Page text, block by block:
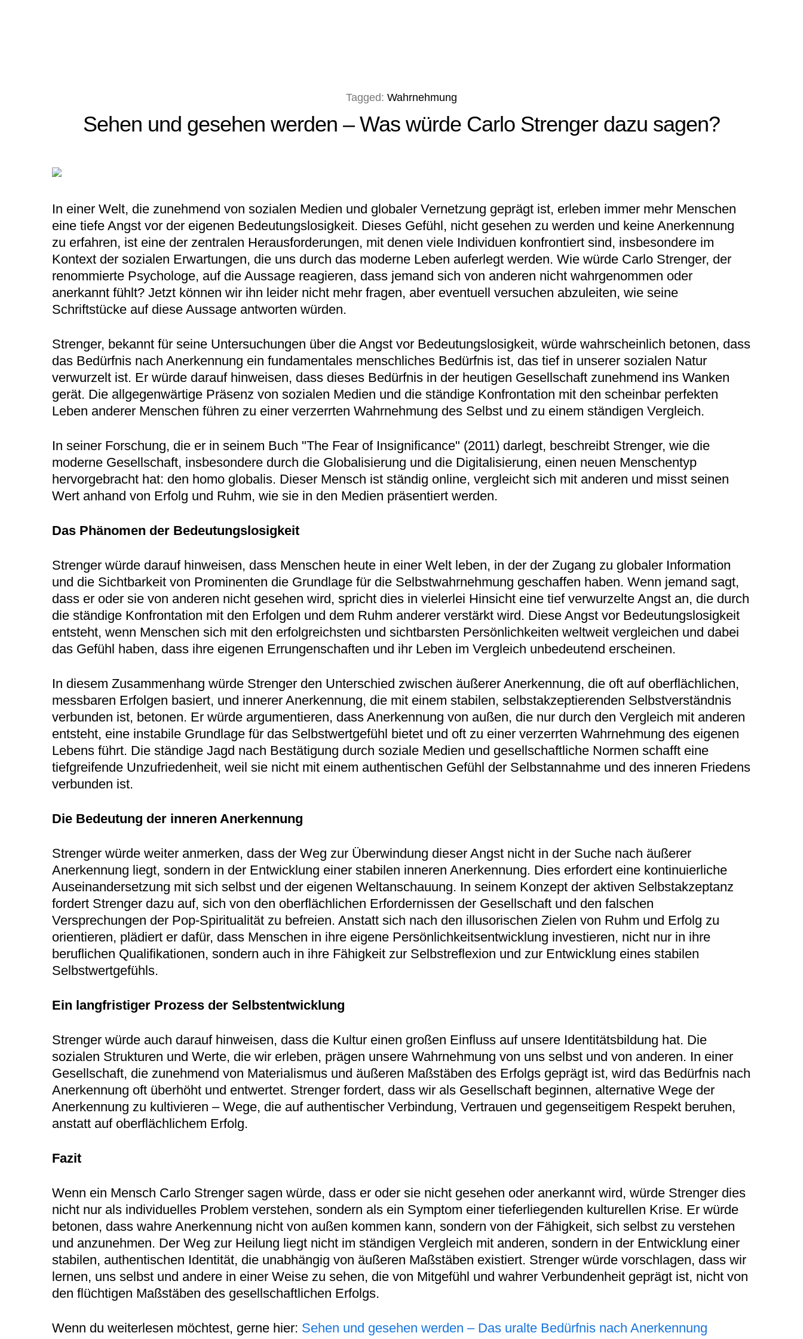
Tagged: Wahrnehmung
Sehen und gesehen werden – Was würde Carlo Strenger dazu sagen?
In einer Welt, die zunehmend von sozialen Medien und globaler Vernetzung geprägt ist, erleben immer mehr Menschen
eine tiefe Angst vor der eigenen Bedeutungslosigkeit. Dieses Gefühl, nicht gesehen zu werden und keine Anerkennung
zu erfahren, ist eine der zentralen Herausforderungen, mit denen viele Individuen konfrontiert sind, insbesondere im
Kontext der sozialen Erwartungen, die uns durch das moderne Leben auferlegt werden. Wie würde Carlo Strenger, der
renommierte Psychologe, auf die Aussage reagieren, dass jemand sich von anderen nicht wahrgenommen oder
anerkannt fühlt? Jetzt können wir ihn leider nicht mehr fragen, aber eventuell versuchen abzuleiten, wie seine
Schriftstücke auf diese Aussage antworten würden.
Strenger, bekannt für seine Untersuchungen über die Angst vor Bedeutungslosigkeit, würde wahrscheinlich betonen, dass
das Bedürfnis nach Anerkennung ein fundamentales menschliches Bedürfnis ist, das tief in unserer sozialen Natur
verwurzelt ist. Er würde darauf hinweisen, dass dieses Bedürfnis in der heutigen Gesellschaft zunehmend ins Wanken
gerät. Die allgegenwärtige Präsenz von sozialen Medien und die ständige Konfrontation mit den scheinbar perfekten
Leben anderer Menschen führen zu einer verzerrten Wahrnehmung des Selbst und zu einem ständigen Vergleich.
In seiner Forschung, die er in seinem Buch "The Fear of Insignificance" (2011) darlegt, beschreibt Strenger, wie die
moderne Gesellschaft, insbesondere durch die Globalisierung und die Digitalisierung, einen neuen Menschentyp
hervorgebracht hat: den homo globalis. Dieser Mensch ist ständig online, vergleicht sich mit anderen und misst seinen
Wert anhand von Erfolg und Ruhm, wie sie in den Medien präsentiert werden.
Das Phänomen der Bedeutungslosigkeit
Strenger würde darauf hinweisen, dass Menschen heute in einer Welt leben, in der der Zugang zu globaler Information
und die Sichtbarkeit von Prominenten die Grundlage für die Selbstwahrnehmung geschaffen haben. Wenn jemand sagt,
dass er oder sie von anderen nicht gesehen wird, spricht dies in vielerlei Hinsicht eine tief verwurzelte Angst an, die durch
die ständige Konfrontation mit den Erfolgen und dem Ruhm anderer verstärkt wird. Diese Angst vor Bedeutungslosigkeit
entsteht, wenn Menschen sich mit den erfolgreichsten und sichtbarsten Persönlichkeiten weltweit vergleichen und dabei
das Gefühl haben, dass ihre eigenen Errungenschaften und ihr Leben im Vergleich unbedeutend erscheinen.
In diesem Zusammenhang würde Strenger den Unterschied zwischen äußerer Anerkennung, die oft auf oberflächlichen,
messbaren Erfolgen basiert, und innerer Anerkennung, die mit einem stabilen, selbstakzeptierenden Selbstverständnis
verbunden ist, betonen. Er würde argumentieren, dass Anerkennung von außen, die nur durch den Vergleich mit anderen
entsteht, eine instabile Grundlage für das Selbstwertgefühl bietet und oft zu einer verzerrten Wahrnehmung des eigenen
Lebens führt. Die ständige Jagd nach Bestätigung durch soziale Medien und gesellschaftliche Normen schafft eine
tiefgreifende Unzufriedenheit, weil sie nicht mit einem authentischen Gefühl der Selbstannahme und des inneren Friedens
verbunden ist.
Die Bedeutung der inneren Anerkennung
Strenger würde weiter anmerken, dass der Weg zur Überwindung dieser Angst nicht in der Suche nach äußerer
Anerkennung liegt, sondern in der Entwicklung einer stabilen inneren Anerkennung. Dies erfordert eine kontinuierliche
Auseinandersetzung mit sich selbst und der eigenen Weltanschauung. In seinem Konzept der aktiven Selbstakzeptanz
fordert Strenger dazu auf, sich von den oberflächlichen Erfordernissen der Gesellschaft und den falschen
Versprechungen der Pop-Spiritualität zu befreien. Anstatt sich nach den illusorischen Zielen von Ruhm und Erfolg zu
orientieren, plädiert er dafür, dass Menschen in ihre eigene Persönlichkeitsentwicklung investieren, nicht nur in ihre
beruflichen Qualifikationen, sondern auch in ihre Fähigkeit zur Selbstreflexion und zur Entwicklung eines stabilen
Selbstwertgefühls.
Ein langfristiger Prozess der Selbstentwicklung
Strenger würde auch darauf hinweisen, dass die Kultur einen großen Einfluss auf unsere Identitätsbildung hat. Die
sozialen Strukturen und Werte, die wir erleben, prägen unsere Wahrnehmung von uns selbst und von anderen. In einer
Gesellschaft, die zunehmend von Materialismus und äußeren Maßstäben des Erfolgs geprägt ist, wird das Bedürfnis nach
Anerkennung oft überhöht und entwertet. Strenger fordert, dass wir als Gesellschaft beginnen, alternative Wege der
Anerkennung zu kultivieren – Wege, die auf authentischer Verbindung, Vertrauen und gegenseitigem Respekt beruhen,
anstatt auf oberflächlichem Erfolg.
Fazit
Wenn ein Mensch Carlo Strenger sagen würde, dass er oder sie nicht gesehen oder anerkannt wird, würde Strenger dies
nicht nur als individuelles Problem verstehen, sondern als ein Symptom einer tieferliegenden kulturellen Krise. Er würde
betonen, dass wahre Anerkennung nicht von außen kommen kann, sondern von der Fähigkeit, sich selbst zu verstehen
und anzunehmen. Der Weg zur Heilung liegt nicht im ständigen Vergleich mit anderen, sondern in der Entwicklung einer
stabilen, authentischen Identität, die unabhängig von äußeren Maßstäben existiert. Strenger würde vorschlagen, dass wir
lernen, uns selbst und andere in einer Weise zu sehen, die von Mitgefühl und wahrer Verbundenheit geprägt ist, nicht von
den flüchtigen Maßstäben des gesellschaftlichen Erfolgs.
Wenn du weiterlesen möchtest, gerne hier: Sehen und gesehen werden – Das uralte Bedürfnis nach Anerkennung